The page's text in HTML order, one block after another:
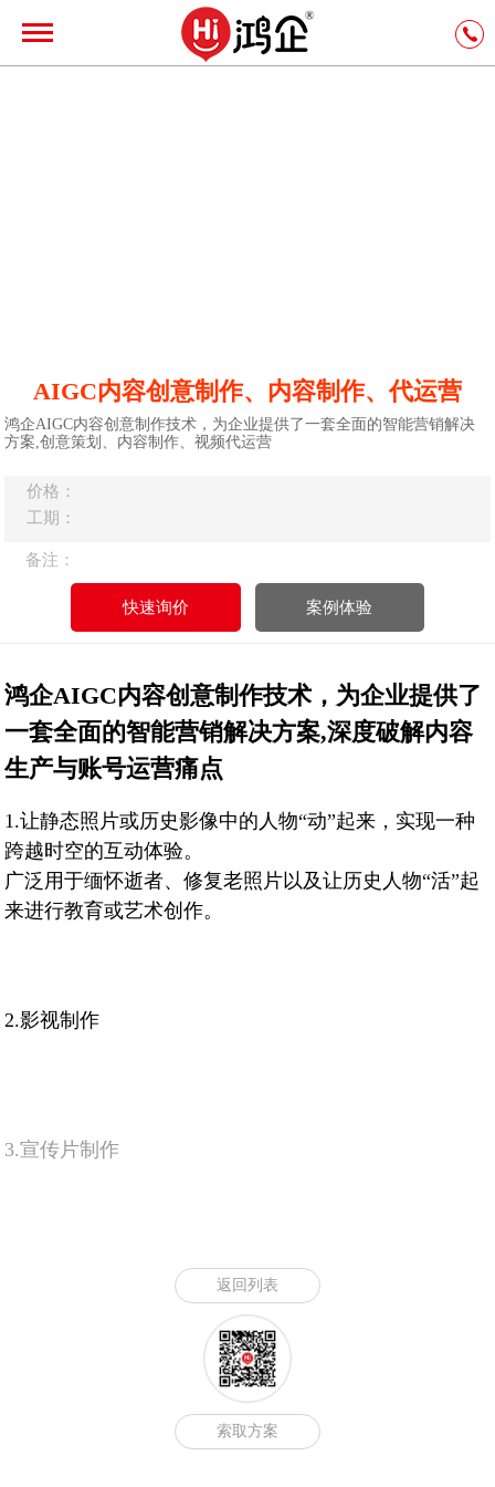
AIGC内容创意制作、内容制作、代运营
鸿企AIGC内容创意制作技术，为企业提供了一套全面的智能营销解决
方案,创意策划、内容制作、视频代运营
价格：
工期：
备注：
快速询价 案例体验
鸿企AIGC内容创意制作技术，为企业提供了
一套全面的智能营销解决方案,深度破解内容
生产与账号运营痛点
1.让静态照片或历史影像中的人物“动”起来，实现一种
跨越时空的互动体验。
​​​​广泛用于缅怀逝者、修复老照片以及让历史人物“活”起
来进行教育或艺术创作。
2.影视制作
3.宣传片制作
返回列表
索取方案